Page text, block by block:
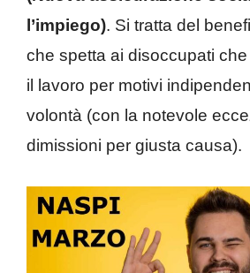
l’impiego). Si tratta del
che spetta ai disoccupati
il lavoro per motivi
volontà (con la notevole
dimissioni per giusta causa).